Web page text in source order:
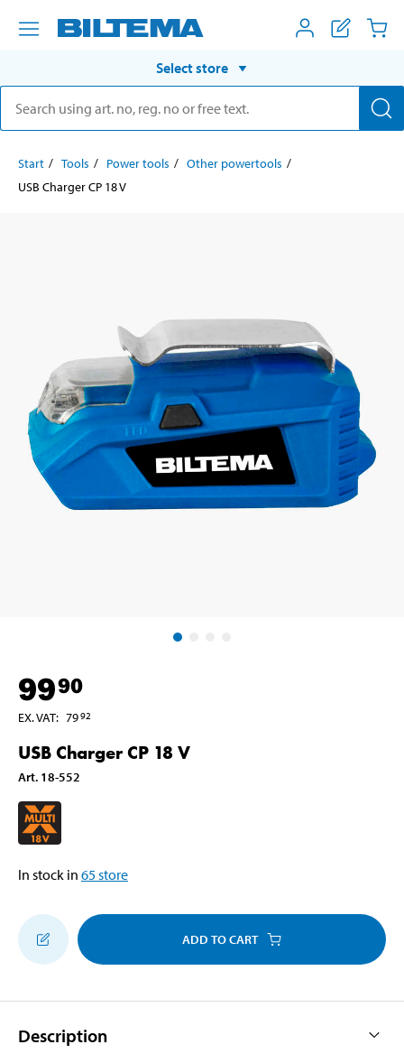
Select store
Start Tools Power tools
Other powertools
USB Charger CP 18 V
9990
EX. VAT: 7992
USB Charger CP 18 V
Art. 18-552
In stock in 65store
ADD TO CART
Description